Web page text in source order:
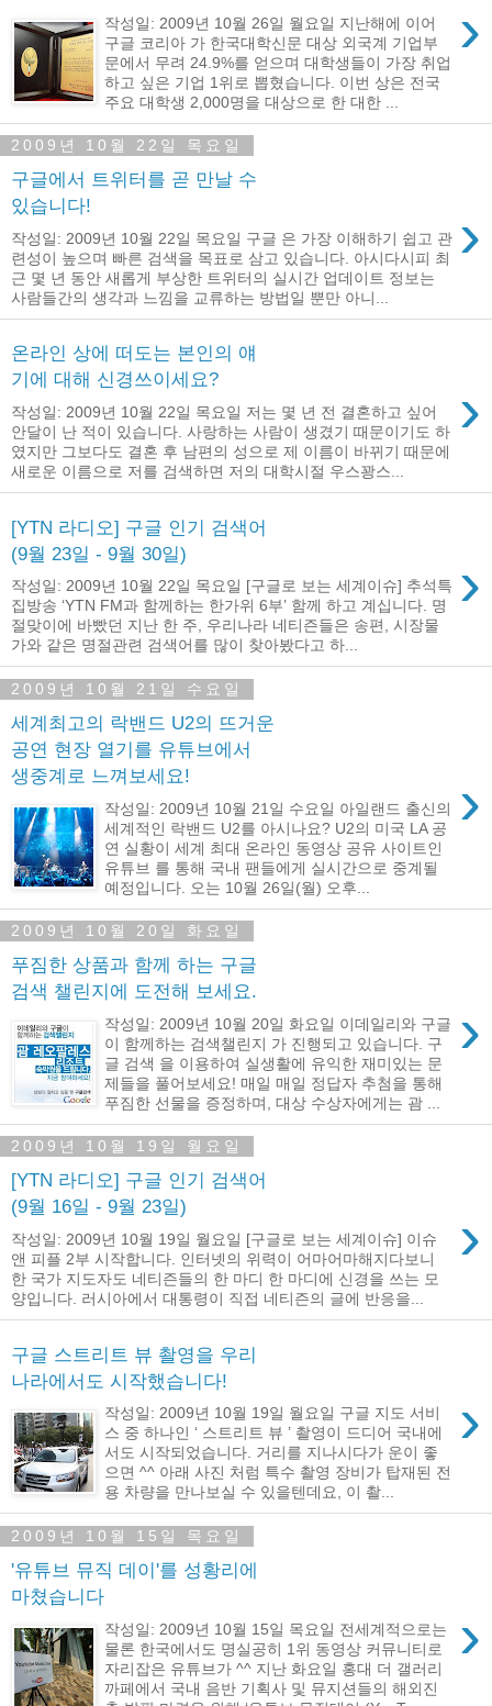
›
작성일: 2009년 10월 26일 월요일 지난해에 이어
구글 코리아 가 한국대학신문 대상 외국계 기업부
문에서 무려 24.9%를 얻으며 대학생들이 가장 취업
하고 싶은 기업 1위로 뽑혔습니다. 이번 상은 전국
주요 대학생 2,000명을 대상으로 한 대한 ...
2009년 10월 22일 목요일
구글에서 트위터를 곧 만날 수
있습니다!
›
작성일: 2009년 10월 22일 목요일 구글 은 가장 이해하기 쉽고 관
련성이 높으며 빠른 검색을 목표로 삼고 있습니다. 아시다시피 최
근 몇 년 동안 새롭게 부상한 트위터의 실시간 업데이트 정보는
사람들간의 생각과 느낌을 교류하는 방법일 뿐만 아니...
온라인 상에 떠도는 본인의 얘
기에 대해 신경쓰이세요?
›
작성일: 2009년 10월 22일 목요일 저는 몇 년 전 결혼하고 싶어
안달이 난 적이 있습니다. 사랑하는 사람이 생겼기 때문이기도 하
였지만 그보다도 결혼 후 남편의 성으로 제 이름이 바뀌기 때문에
새로운 이름으로 저를 검색하면 저의 대학시절 우스꽝스...
[YTN 라디오] 구글 인기 검색어
(9월 23일 - 9월 30일)
›
작성일: 2009년 10월 22일 목요일 [구글로 보는 세계이슈] 추석특
집방송 ‘YTN FM과 함께하는 한가위 6부’ 함께 하고 계십니다. 명
절맞이에 바빴던 지난 한 주, 우리나라 네티즌들은 송편, 시장물
가와 같은 명절관련 검색어를 많이 찾아봤다고 하...
2009년 10월 21일 수요일
세계최고의 락밴드 U2의 뜨거운
공연 현장 열기를 유튜브에서
생중계로 느껴보세요!
›
작성일: 2009년 10월 21일 수요일 아일랜드 출신의
세계적인 락밴드 U2를 아시나요? U2의 미국 LA 공
연 실황이 세계 최대 온라인 동영상 공유 사이트인
유튜브 를 통해 국내 팬들에게 실시간으로 중계될
예정입니다. 오는 10월 26일(월) 오후...
2009년 10월 20일 화요일
푸짐한 상품과 함께 하는 구글
검색 챌린지에 도전해 보세요.
›
작성일: 2009년 10월 20일 화요일 이데일리와 구글
이 함께하는 검색챌린지 가 진행되고 있습니다. 구
글 검색 을 이용하여 실생활에 유익한 재미있는 문
제들을 풀어보세요! 매일 매일 정답자 추첨을 통해
푸짐한 선물을 증정하며, 대상 수상자에게는 괌 ...
2009년 10월 19일 월요일
[YTN 라디오] 구글 인기 검색어
(9월 16일 - 9월 23일)
›
작성일: 2009년 10월 19일 월요일 [구글로 보는 세계이슈] 이슈
앤 피플 2부 시작합니다. 인터넷의 위력이 어마어마해지다보니
한 국가 지도자도 네티즌들의 한 마디 한 마디에 신경을 쓰는 모
양입니다. 러시아에서 대통령이 직접 네티즌의 글에 반응을...
구글 스트리트 뷰 촬영을 우리
나라에서도 시작했습니다!
›
작성일: 2009년 10월 19일 월요일 구글 지도 서비
스 중 하나인 ‘ 스트리트 뷰 ’ 촬영이 드디어 국내에
서도 시작되었습니다. 거리를 지나시다가 운이 좋
으면 ^^ 아래 사진 처럼 특수 촬영 장비가 탑재된 전
용 차량을 만나보실 수 있을텐데요, 이 촬...
2009년 10월 15일 목요일
'유튜브 뮤직 데이'를 성황리에
마쳤습니다
›
작성일: 2009년 10월 15일 목요일 전세계적으로는
물론 한국에서도 명실공히 1위 동영상 커뮤니티로
자리잡은 유튜브가 ^^ 지난 화요일 홍대 더 갤러리
까페에서 국내 음반 기획사 및 뮤지션들의 해외진